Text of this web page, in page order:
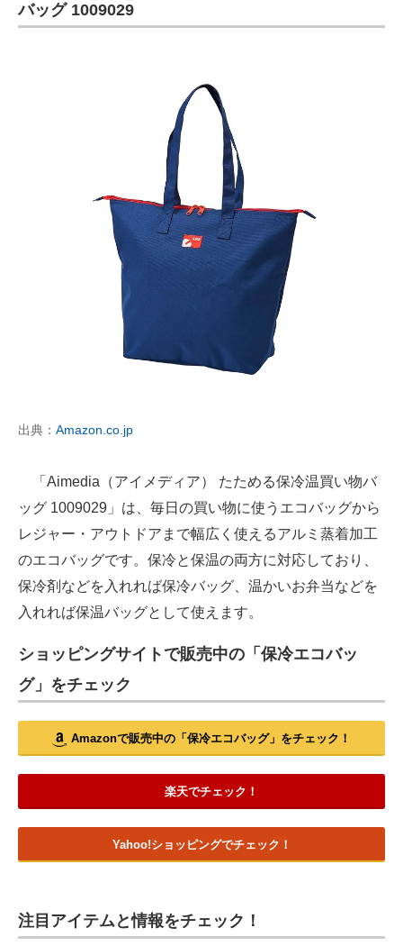
バッグ 1009029
出典： Amazon.co.jp
「Aimedia（アイメディア） たためる保冷温買い物バ
ッグ 1009029」は、毎日の買い物に使うエコバッグから
レジャー・アウトドアまで幅広く使えるアルミ蒸着加工
のエコバッグです。保冷と保温の両方に対応しており、
保冷剤などを入れれば保冷バッグ、温かいお弁当などを
入れれば保温バッグとして使えます。
ショッピングサイトで販売中の「保冷エコバッ
グ」をチェック
Amazonで販売中の「保冷エコバッグ」をチェック！
楽天でチェック！
Yahoo!ショッピングでチェック！
注目アイテムと情報をチェック！